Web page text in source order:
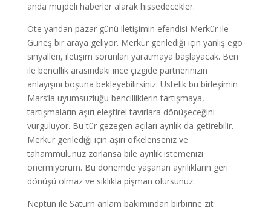
anda müjdeli haberler alarak hissedecekler.
Öte yandan pazar günü iletişimin efendisi Merkür ile
Güneş bir araya geliyor. Merkür gerilediği için yanlış ego
sinyalleri, iletişim sorunları yaratmaya başlayacak. Ben
ile bencillik arasındaki ince çizgide partnerinizin
anlayışını boşuna bekleyebilirsiniz. Üstelik bu birleşimin
Mars’la uyumsuzluğu bencilliklerin tartışmaya,
tartışmaların aşırı eleştirel tavırlara dönüşeceğini
vurguluyor. Bu tür gezegen açıları ayrılık da getirebilir.
Merkür gerilediği için aşırı öfkelenseniz ve
tahammülünüz zorlansa bile ayrılık istemenizi
önermiyorum. Bu dönemde yaşanan ayrılıkların geri
dönüşü olmaz ve sıklıkla pişman olursunuz.
Neptün ile Satürn anlam bakımından birbirine zıt